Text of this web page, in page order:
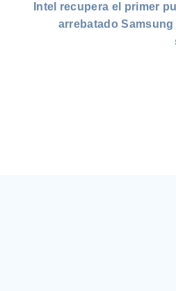
Intel recupera el primer
arrebatado